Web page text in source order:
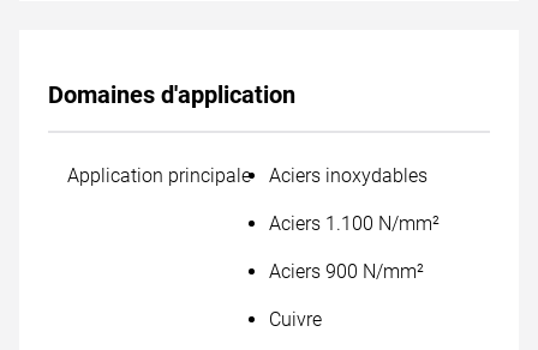
Domaines d'application
Application principale Aciers inoxydables
Aciers 1.100 N/mm²
Aciers 900 N/mm²
Cuivre